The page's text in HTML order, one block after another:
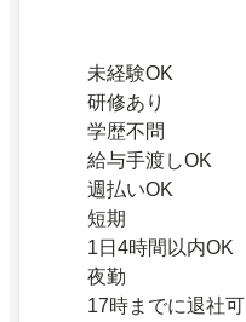
未経験OK
研修あり
学歴不問
給与手渡しOK
週払いOK
短期
1日4時間以内OK
夜勤
17時までに退社可